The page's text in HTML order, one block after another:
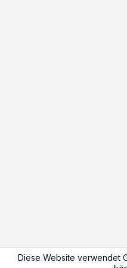
Diese Website verwendet